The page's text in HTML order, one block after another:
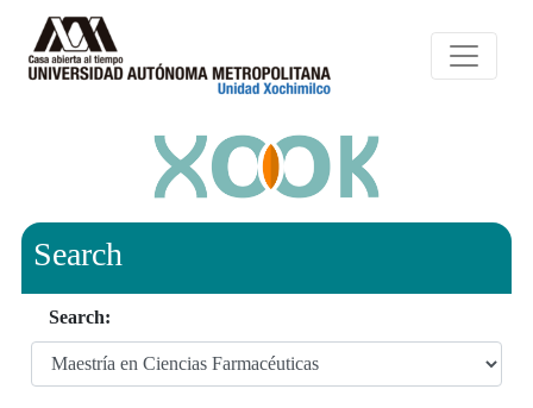
Search
Search: